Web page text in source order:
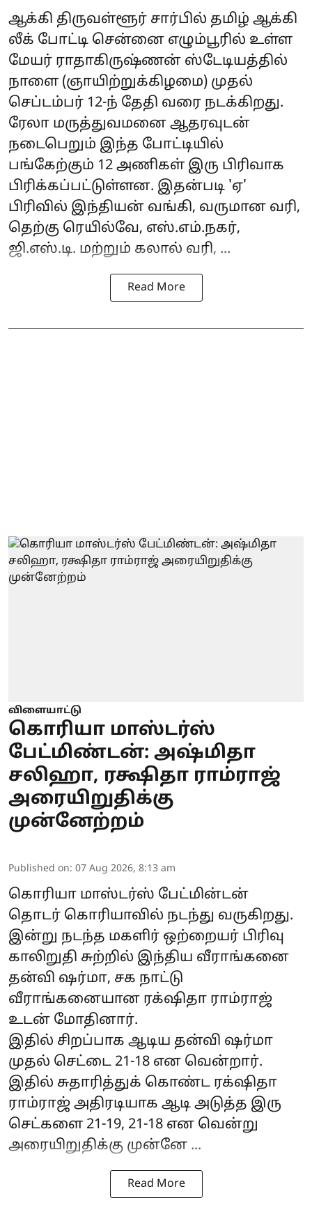
ஆக்கி திருவள்ளூர் சார்பில் தமிழ் ஆக்கி
லீக் போட்டி சென்னை எழும்பூரில் உள்ள
மேயர் ராதாகிருஷ்ணன் ஸ்டேடியத்தில்
நாளை (ஞாயிற்றுக்கிழமை) முதல்
செப்டம்பர் 12-ந் தேதி வரை நடக்கிறது.
ரேலா மருத்துவமனை ஆதரவுடன்
நடைபெறும் இந்த போட்டியில்
பங்கேற்கும் 12 அணிகள் இரு பிரிவாக
பிரிக்கப்பட்டுள்ளன. இதன்படி 'ஏ'
பிரிவில் இந்தியன் வங்கி, வருமான வரி,
தெற்கு ரெயில்வே, எஸ்.எம்.நகர்,
ஜி.எஸ்.டி. மற்றும் கலால் வரி, ...
Read More
விளையாட்டு
கொரியா மாஸ்டர்ஸ்
பேட்மிண்டன்: அஷ்மிதா
சலிஹா, ரக்ஷிதா ராம்ராஜ்
அரையிறுதிக்கு
முன்னேற்றம்
Published on: 07 Aug 2026, 8:13 am
கொரியா மாஸ்டர்ஸ் பேட்மின்டன்
தொடர் கொரியாவில் நடந்து வருகிறது.
இன்று நடந்த மகளிர் ஒற்றையர் பிரிவு
காலிறுதி சுற்றில் இந்திய வீராங்கனை
தன்வி ஷர்மா, சக நாட்டு
வீராங்கனையான ரக்‌ஷிதா ராம்ராஜ்
உடன் மோதினார்.
இதில் சிறப்பாக ஆடிய தன்வி ஷர்மா
முதல் செட்டை 21-18 என வென்றார்.
இதில் சுதாரித்துக் கொண்ட ரக்‌ஷிதா
ராம்ராஜ் அதிரடியாக ஆடி அடுத்த இரு
செட்களை 21-19, 21-18 என வென்று
அரையிறுதிக்கு முன்னே ...
Read More